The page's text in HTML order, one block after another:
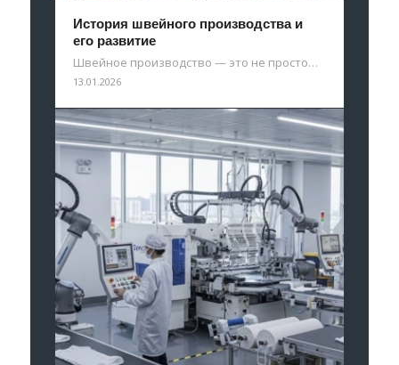
История швейного производства и
его развитие
Швейное производство — это не просто…
13.01.2026